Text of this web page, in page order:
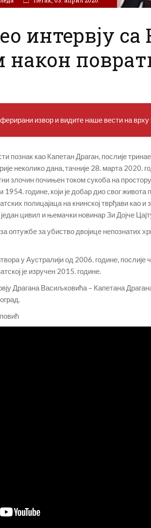
интервју
након
извор и видите наше вести на врху
познак као Капетан Драган, послије
неколико дана, тачније 28. марта 2020.
злочин почињен током сукоба на
године, који је добар дио свог живота
полицајаца на книнској тврђави као и
један цивил и њемачки новинар Зи Дојче
оптужбе за убиство двојице непознатих
у Аустралији од 2006. године, послије
је изручен 2015. године.
Драгана Васиљковића – Капетана Драгана